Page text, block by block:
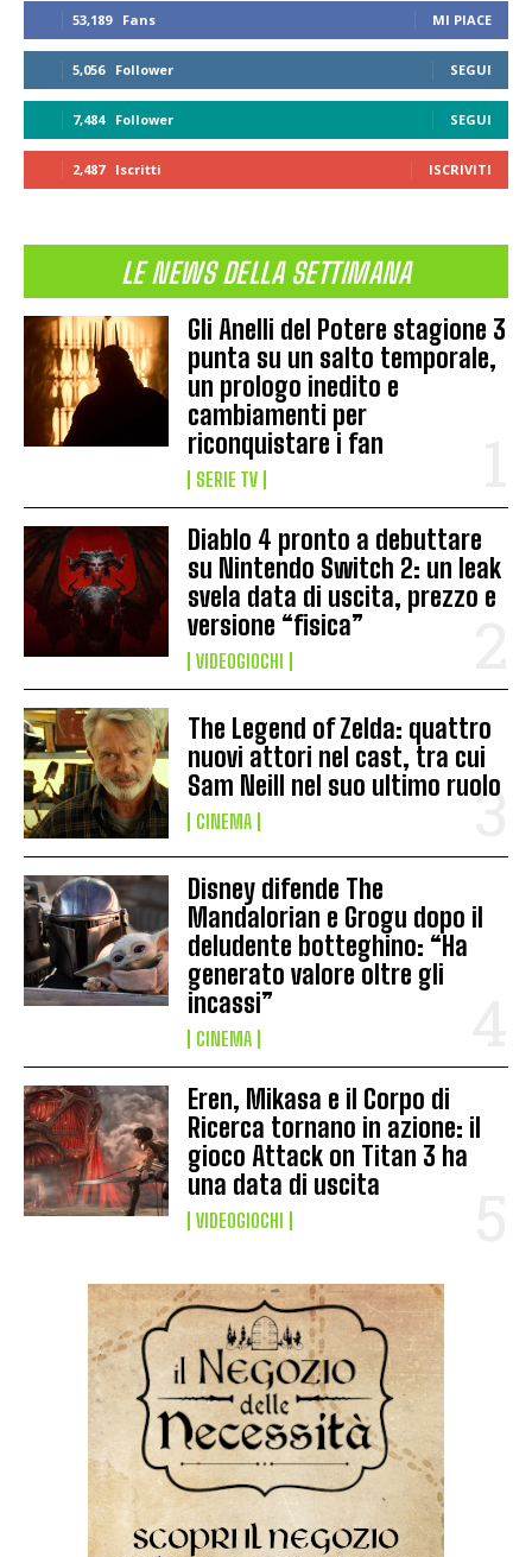
53,189 Fans MI PIACE
5,056 Follower SEGUI
7,484 Follower SEGUI
2,487 Iscritti ISCRIVITI
LE NEWS DELLA SETTIMANA
Gli Anelli del Potere stagione 3
punta su un salto temporale,
un prologo inedito e
cambiamenti per
riconquistare i fan
SERIE TV
Diablo 4 pronto a debuttare
su Nintendo Switch 2: un leak
svela data di uscita, prezzo e
versione “fisica”
VIDEOGIOCHI
The Legend of Zelda: quattro
nuovi attori nel cast, tra cui
Sam Neill nel suo ultimo ruolo
CINEMA
Disney difende The
Mandalorian e Grogu dopo il
deludente botteghino: “Ha
generato valore oltre gli
incassi”
CINEMA
Eren, Mikasa e il Corpo di
Ricerca tornano in azione: il
gioco Attack on Titan 3 ha
una data di uscita
VIDEOGIOCHI